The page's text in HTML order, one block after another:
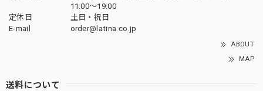
11:00〜19:00
定休日
土日・祝日
E-mail
order@latina.co.jp
ABOUT
MAP
送料について